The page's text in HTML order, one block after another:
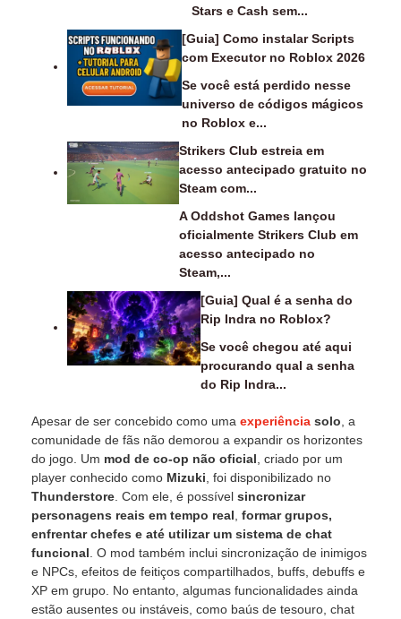
Stars e Cash sem...
[Guia] Como instalar Scripts
com Executor no Roblox 2026
Se você está perdido nesse
universo de códigos mágicos
no Roblox e...
Strikers Club estreia em
acesso antecipado gratuito no
Steam com...
A Oddshot Games lançou
oficialmente Strikers Club em
acesso antecipado no
Steam,...
[Guia] Qual é a senha do
Rip Indra no Roblox?
Se você chegou até aqui
procurando qual a senha
do Rip Indra...
Apesar de ser concebido como uma experiência solo , a
comunidade de fãs não demorou a expandir os horizontes
do jogo. Um mod de co-op não oficial , criado por um
player conhecido como Mizuki , foi disponibilizado no
Thunderstore . Com ele, é possível sincronizar
personagens reais em tempo real formar grupos,
enfrentar chefes e até utilizar um sistema de chat
funcional . O mod também inclui sincronização de inimigos
e NPCs, efeitos de feitiços compartilhados, buffs, debuffs e
XP em grupo. No entanto, algumas funcionalidades ainda
estão ausentes ou instáveis, como baús de tesouro, chat